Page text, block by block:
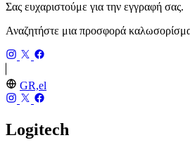
Σας ευχαριστούμε για την εγγραφή σας.
Αναζητήστε μια προσφορά
GR,el
Logitech